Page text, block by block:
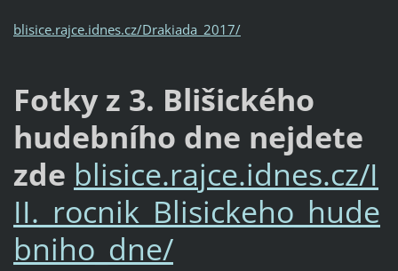
blisice.rajce.idnes.cz/Drakiada_2017/
Fotky z 3. Blišického
hudebního dne nejdete
zde blisice.rajce.idnes.cz/I
II._rocnik_Blisickeho_hude
bniho_dne/